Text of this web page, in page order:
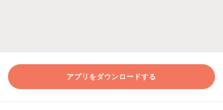
アプリをダウンロードする